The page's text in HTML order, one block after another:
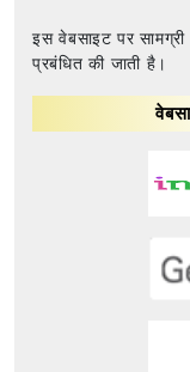
इस वेबसाइट पर सामग्री
प्रबंधित की जाती है।